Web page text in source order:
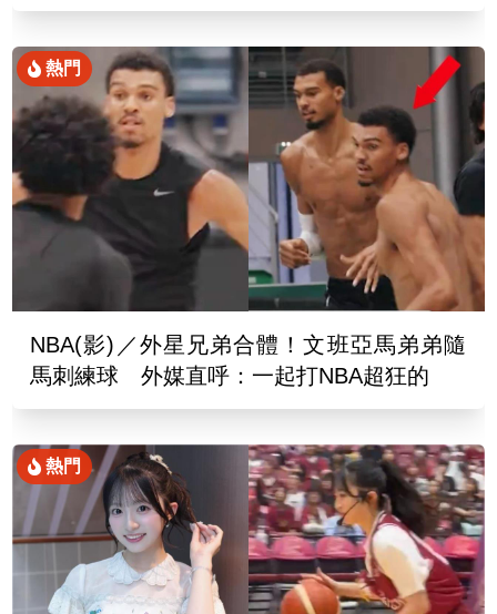
熱門
NBA(影)／外星兄弟合體！文班亞馬弟弟隨
馬刺練球 外媒直呼：一起打NBA超狂的
熱門